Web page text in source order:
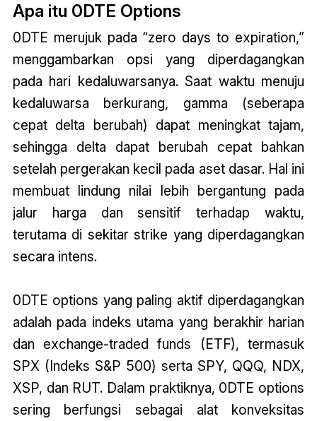
Apa itu 0DTE Options
0DTE merujuk pada “zero days to expiration,”
menggambarkan opsi yang diperdagangkan
pada hari kedaluwarsanya. Saat waktu menuju
kedaluwarsa berkurang, gamma (seberapa
cepat delta berubah) dapat meningkat tajam,
sehingga delta dapat berubah cepat bahkan
setelah pergerakan kecil pada aset dasar. Hal ini
membuat lindung nilai lebih bergantung pada
jalur harga dan sensitif terhadap waktu,
terutama di sekitar strike yang diperdagangkan
secara intens.
0DTE options yang paling aktif diperdagangkan
adalah pada indeks utama yang berakhir harian
dan exchange-traded funds (ETF), termasuk
SPX (Indeks S&P 500) serta SPY, QQQ, NDX,
XSP, dan RUT. Dalam praktiknya, 0DTE options
sering berfungsi sebagai alat konveksitas